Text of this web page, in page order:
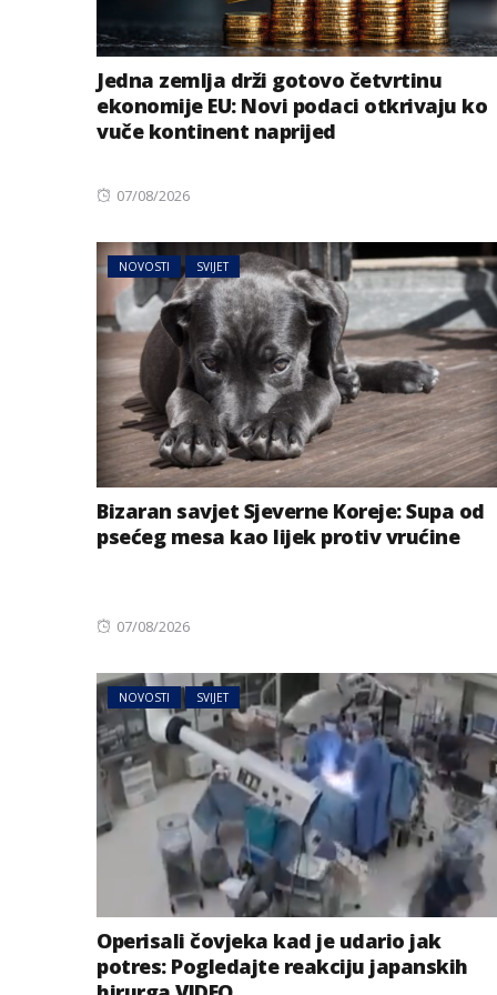
Jedna zemlja drži gotovo četvrtinu
ekonomije EU: Novi podaci otkrivaju ko
vuče kontinent naprijed
Posted
07/08/2026
NOVOSTI SVIJET
Bizaran savjet Sjeverne Koreje: Supa od
psećeg mesa kao lijek protiv vrućine
Posted
07/08/2026
NOVOSTI SVIJET
Operisali čovjeka kad je udario jak
potres: Pogledajte reakciju japanskih